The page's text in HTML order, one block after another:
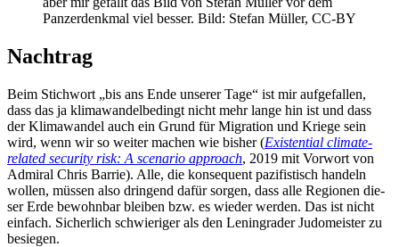
Pan­zer­denk­mal viel bes­ser. Bild: Ste­fan Mül­ler, CC-BY
Nachtrag
Beim Stich­wort „bis ans Ende unse­rer Tage“ ist mir auf­ge­fal­len,
dass das ja kli­ma­wan­del­be­dingt nicht mehr lan­ge hin ist und dass
der Kli­ma­wan­del auch ein Grund für Migra­ti­on und Krie­ge sein
wird, wenn wir so wei­ter machen wie bis­her (Exis­ten­ti­al cli­ma­te-
rela­ted secu­ri­ty risk: A sce­na­rio approach, 2019 mit Vor­wort von
Admi­ral Chris Bar­rie). Alle, die kon­se­quent pazi­fis­tisch han­deln
wol­len, müs­sen also drin­gend dafür sor­gen, dass alle Regio­nen die­
ser Erde bewohn­bar blei­ben bzw. es wie­der wer­den. Das ist nicht
ein­fach. Sicher­lich schwie­ri­ger als den Lenin­gra­der Judo­meis­ter zu
besiegen.